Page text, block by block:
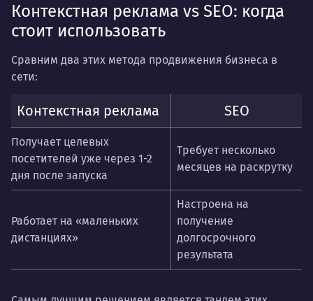
Контекстная реклама vs SEO: когда
стоит использовать
Сравним два этих метода продвижения бизнеса в
сети:
Контекстная реклама SEO
Получает целевых
посетителей уже через 1-2
дня после запуска
Требует несколько
месяцев на раскрутку
Работает на «маленьких
дистанциях»
Настроена на
получение
долгосрочного
результата